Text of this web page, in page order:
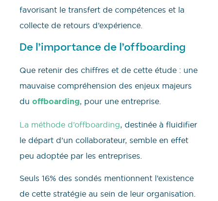
favorisant le transfert de compétences et la
collecte de retours d’expérience.
De l’importance de l’offboarding
Que retenir des chiffres et de cette étude : une
mauvaise compréhension des enjeux majeurs
du offboarding, pour une entreprise.
La méthode d’offboarding, destinée à fluidifier
le départ d’un collaborateur, semble en effet
peu adoptée par les entreprises.
Seuls 16% des sondés mentionnent l’existence
de cette stratégie au sein de leur organisation.